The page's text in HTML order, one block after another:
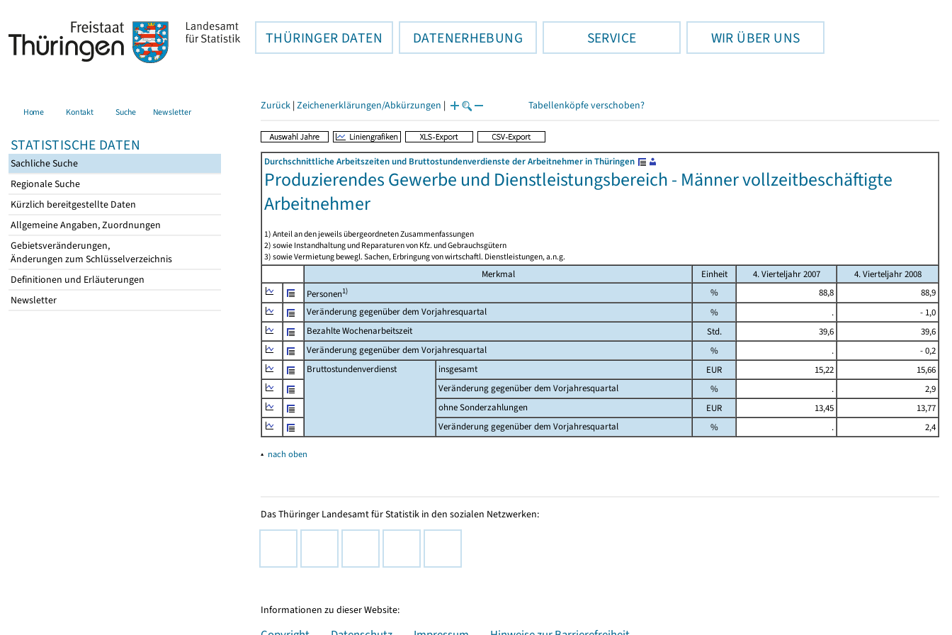
THÜRINGER DATEN DATENERHEBUNG SERVICE WIR ÜBER UNS
Home Kontakt Suche Newsletter
STATISTISCHE DATEN
Sachliche Suche
Regionale Suche
Kürzlich bereitgestellte Daten
Allgemeine Angaben, Zuordnungen
Gebietsveränderungen,
Änderungen zum Schlüsselverzeichnis
Definitionen und Erläuterungen
Newsletter
Zurück | Zeichenerklärungen/Abkürzungen | Tabellenköpfe verschoben?
Durchschnittliche Arbeitszeiten und Bruttostundenverdienste der Arbeitnehmer in Thüringen
Produzierendes Gewerbe und Dienstleistungsbereich - Männer vollzeitbeschäftigte
Arbeitnehmer
1) Anteil an den jeweils übergeordneten Zusammenfassungen
2) sowie Instandhaltung und Reparaturen von Kfz. und Gebrauchsgütern
3) sowie Vermietung bewegl. Sachen, Erbringung von wirtschaftl. Dienstleistungen, a.n.g.
Merkmal Einheit 4. Vierteljahr 2007
4. Vierteljahr 2008
Personen1) % 88,8
88,9
Veränderung gegenüber dem Vorjahresquartal
% .
- 1,0
Bezahlte Wochenarbeitszeit
Std. 39,6
39,6
Veränderung gegenüber dem Vorjahresquartal
% .
- 0,2
Bruttostundenverdienst
insgesamt EUR 15,22
15,66
Veränderung gegenüber dem Vorjahresquartal
% .
2,9
ohne Sonderzahlungen
EUR 13,45
13,77
Veränderung gegenüber dem Vorjahresquartal
% . 2,4
▴ nach oben
Das Thüringer Landesamt für Statistik in den sozialen Netzwerken:
Informationen zu dieser Website: